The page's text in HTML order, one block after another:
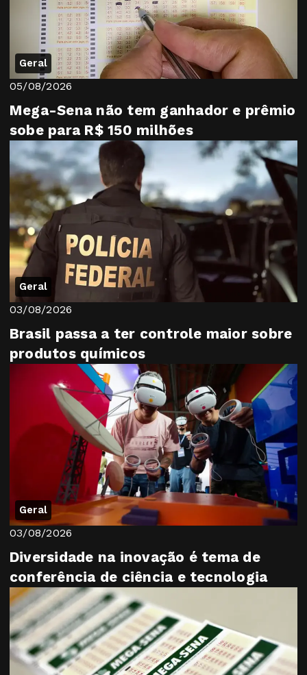
Geral
05/08/2026
Mega-Sena não tem ganhador e prêmio
sobe para R$ 150 milhões
Geral
03/08/2026
Brasil passa a ter controle maior sobre
produtos químicos
Geral
03/08/2026
Diversidade na inovação é tema de
conferência de ciência e tecnologia